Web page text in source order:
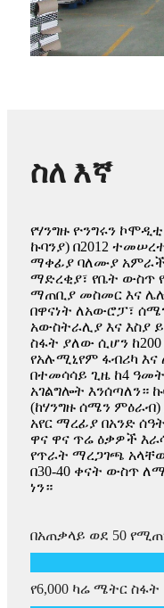
ስለ እኛ
የሃንግዙ ዮንግሩን
ኩባንያ) በ2012
ማቀፊያ ባለሙያ አምራች
ማድረቂያ፣ የቤት ውስጥ
ማጠቢያ መስመር እና
በዋናነት ለአውሮፓ፣
አውስትራሊያ እና እስያ
ስፋት ያለው ሲሆን
የአሉሚኒየም ፋብሪካ
በተመሳሳይ ጊዜ ከ4
አገልግሎት እንሰጣለን።
(ከሃንግዙ ሰሜን
አየር ማረፊያ በአንድ
ዋና ዋና ጥሬ ዕቃዎች
የጥራት ማረጋገጫ
በ30-40 ቀናት ውስጥ
ነን።
በአጠቃላይ ወደ 50
የ6,000 ካሬ ሜትር ስፋት